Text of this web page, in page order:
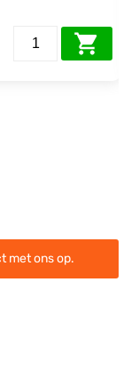
met ons op.